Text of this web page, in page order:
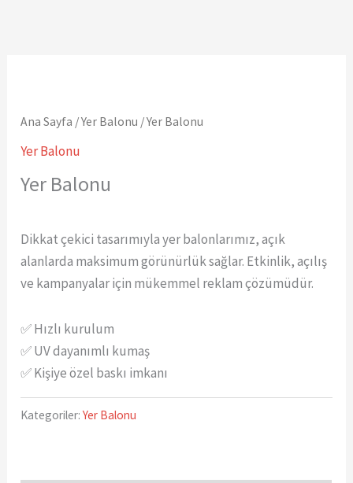
Ana Sayfa /Yer Balonu / Yer Balonu
Yer Balonu
Yer Balonu
Dikkat çekici tasarımıyla yer balonlarımız, açık
alanlarda maksimum görünürlük sağlar. Etkinlik, açılış
ve kampanyalar için mükemmel reklam çözümüdür.
✅ Hızlı kurulum
✅ UV dayanımlı kumaş
✅ Kişiye özel baskı imkanı
Kategoriler:Yer Balonu